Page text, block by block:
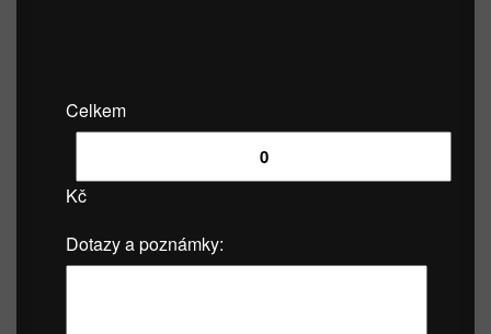
Celkem
Kč
Dotazy a poznámky: